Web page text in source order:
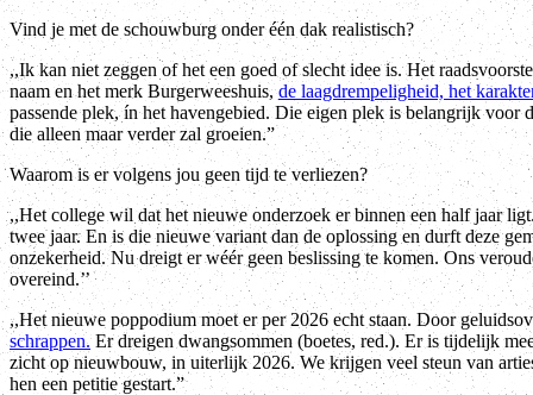
Vind je met de schouwburg onder één dak realistisch?
,,Ik kan niet zeggen of het een goed of slecht idee is. Het
naam en het merk Burgerweeshuis,de laagdrempeligheid, het
passende plek, ín het havengebied. Die eigen plek is belangrijk voor
die alleen maar verder zal groeien.”
Waarom is er volgens jou geen tijd te verliezen?
,,Het college wil dat het nieuwe onderzoek er binnen een half jaar
twee jaar. En is die nieuwe variant dan de oplossing en durft deze
onzekerheid. Nu dreigt er wéér geen beslissing te komen. Ons
overeind.’’
,,Het nieuwe poppodium moet er per 2026 echt staan. Door
schrappen.Er dreigen dwangsommen (boetes, red.). Er is tijdelijk
zicht op nieuwbouw, in uiterlijk 2026. We krijgen veel steun van
hen een petitie gestart.”